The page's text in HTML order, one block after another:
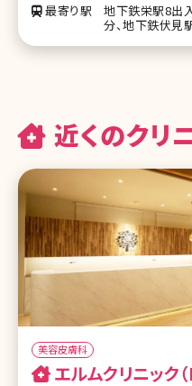
最寄り駅
地下鉄栄駅8出
分、地下鉄伏見
近くのクリ
美容皮膚科
エルムクリニック